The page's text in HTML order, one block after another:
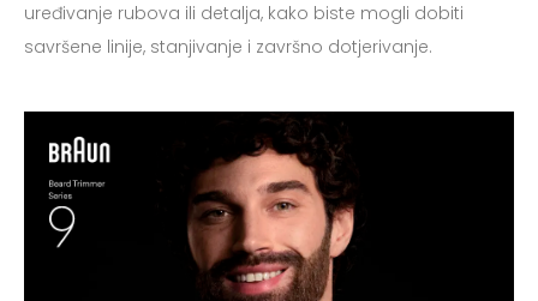
uređivanje rubova ili detalja, kako biste mogli dobiti
savršene linije, stanjivanje i završno dotjerivanje.